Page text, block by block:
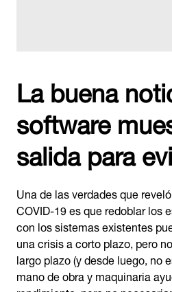
La buena
software
salida para
Una de las verdades que
COVID-19 es que redoblar los
con los sistemas existentes
una crisis a corto plazo, pero
largo plazo (y desde luego, no
mano de obra y maquinaria